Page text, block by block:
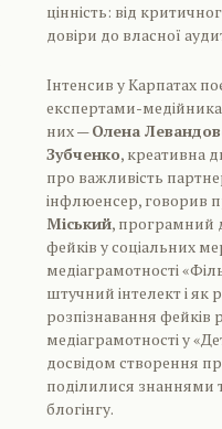
цінність: від
довіри до власної
Інтенсив у Карпатах
експертами-
них —Олена
Зубченко, креативна
про важливість
інфлюенсер, говорив
Міський, програмний
фейків у соціальних
медіаграмотності
штучний інтелект і як
розпізнавання фейків
медіаграмотності у
досвідом створення
поділилися знаннями
блогінгу.